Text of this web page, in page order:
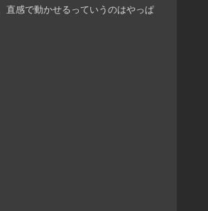
直感で動かせるっていうのはやっぱ